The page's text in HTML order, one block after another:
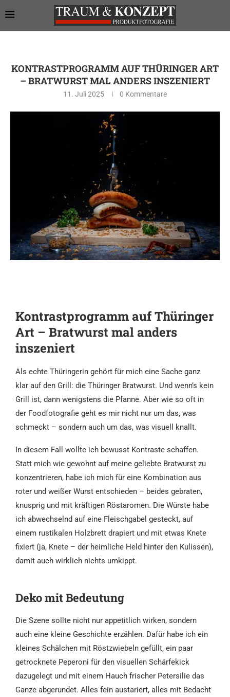
KONTRASTPROGRAMM AUF THÜRINGER ART
– BRATWURST MAL ANDERS INSZENIERT
11. Juli 2025 0 Kommentare
Kontrastprogramm auf Thüringer
Art – Bratwurst mal anders
inszeniert
Als echte Thüringerin gehört für mich eine Sache ganz
klar auf den Grill: die Thüringer Bratwurst. Und wenn’s kein
Grill ist, dann wenigstens die Pfanne. Aber wie so oft in
der Foodfotografie geht es mir nicht nur um das, was
schmeckt – sondern auch um das, was visuell knallt.
In diesem Fall wollte ich bewusst Kontraste schaffen.
Statt mich wie gewohnt auf meine geliebte Bratwurst zu
konzentrieren, habe ich mich für eine Kombination aus
roter und weißer Wurst entschieden – beides gebraten,
knusprig und mit kräftigen Röstaromen. Die Würste habe
ich abwechselnd auf eine Fleischgabel gesteckt, auf
einem rustikalen Holzbrett drapiert und mit etwas Knete
fixiert (ja, Knete – der heimliche Held hinter den Kulissen),
damit auch wirklich nichts umkippt.
Deko mit Bedeutung
Die Szene sollte nicht nur appetitlich wirken, sondern
auch eine kleine Geschichte erzählen. Dafür habe ich ein
kleines Schälchen mit Röstzwiebeln gefüllt, ein paar
getrocknete Peperoni für den visuellen Schärfekick
dazugelegt und mit einem Hauch frischer Petersilie das
Ganze abgerundet. Alles fein austariert, alles mit Bedacht